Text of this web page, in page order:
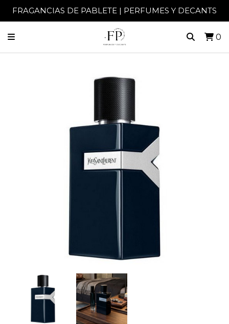
FRAGANCIAS DE PABLETE | PERFUMES Y DECANTS
0